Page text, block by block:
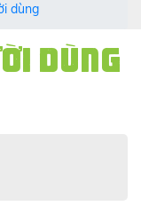
dùng
DÙNG